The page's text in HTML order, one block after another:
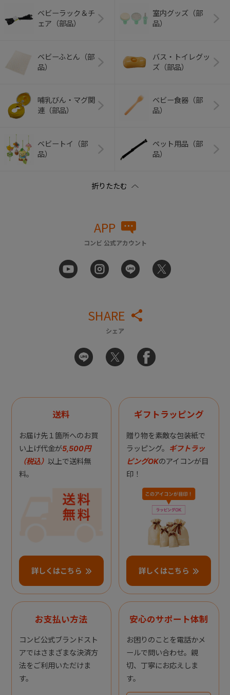
ベビーラック＆チ
ェア（部品）
室内グッズ（部
品）
ベビーふとん（部
品）
バス・トイレグッ
ズ（部品）
哺乳びん・マグ関
連（部品）
ベビー食器（部
品）
ベビートイ（部
品）
ペット用品（部
品）
APP
コンビ 公式アカウント
SHARE
シェア
送料
お届け先１箇所へのお買
い上げ代金が5,500円
（税込） 以上で送料無
料。
詳しくはこちら
ギフトラッピング
贈り物を素敵な包装紙で
ラッピング。 ギフトラッ
ピングOKのアイコンが目
印！
詳しくはこちら
お支払い方法
コンビ公式ブランドスト
アではさまざまな決済方
法をご利用いただけま
す。
安心のサポート体制
お困りのことを電話かメ
ールで問い合わせ。親
切、丁寧にお応えしま
す。